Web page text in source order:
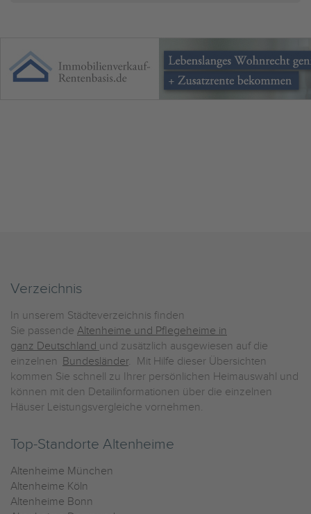
Verzeichnis
In unserem Städteverzeichnis finden
Sie passende Altenheime und Pflegeheime in
ganz Deutschland und zusätzlich ausgewiesen auf die
einzelnen Bundesländer. Mit Hilfe dieser Übersichten
kommen Sie schnell zu Ihrer persönlichen Heimauswahl und
können mit den Detailinformationen über die einzelnen
Häuser Leistungsvergleiche vornehmen.
Top-Standorte Altenheime
Altenheime München
Altenheime Köln
Altenheime Bonn